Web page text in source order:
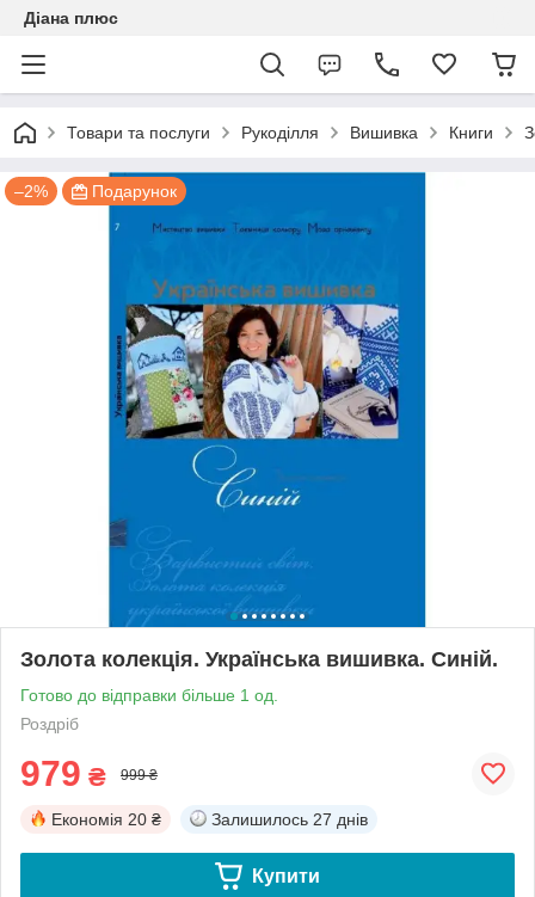
Діана плюс
Товари та послуги Рукоділля Вишивка Книги
–2% Подарунок
Золота колекція. Українська вишивка. Синій.
Готово до відправки більше 1 од.
Роздріб
979 ₴ 999 ₴
Економія 20 ₴ Залишилось 27 днів
Купити